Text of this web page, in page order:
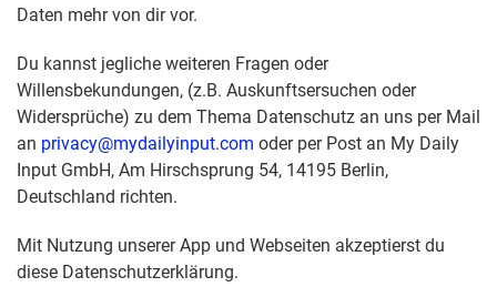
Daten mehr von dir vor.
Du kannst jegliche weiteren Fragen oder
Willensbekundungen, (z.B. Auskunftsersuchen oder
Widersprüche) zu dem Thema Datenschutz an uns per Mail
an privacy@mydailyinput.com oder per Post an My Daily
Input GmbH, Am Hirschsprung 54, 14195 Berlin,
Deutschland richten.
Mit Nutzung unserer App und Webseiten akzeptierst du
diese Datenschutzerklärung.